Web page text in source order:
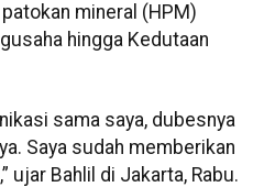
mineral (HPM)
hingga Kedutaan
sama saya, dubesnya
Saya sudah memberikan
ujar Bahlil di Jakarta, Rabu.